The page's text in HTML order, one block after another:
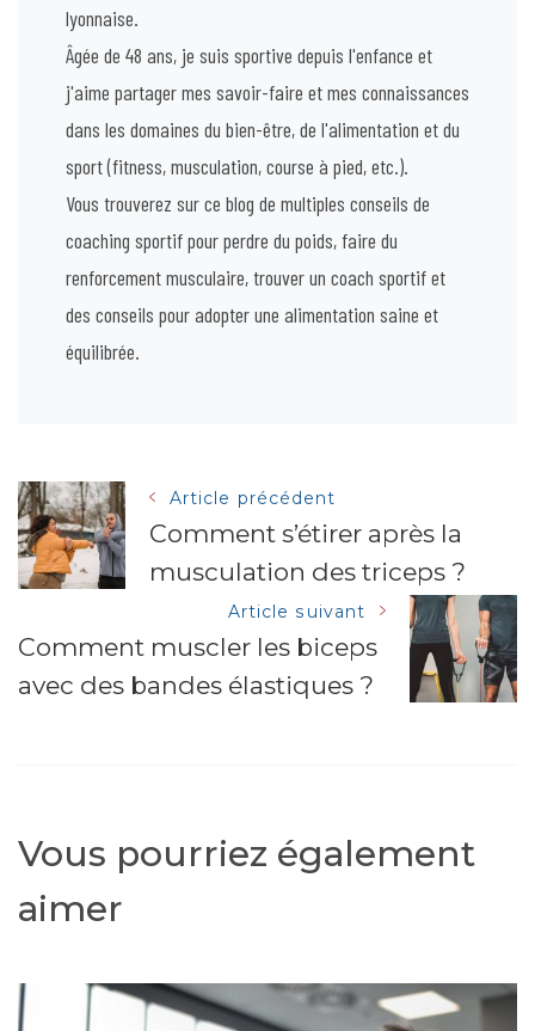
lyonnaise.
Âgée de 48 ans, je suis sportive depuis l'enfance et
j'aime partager mes savoir-faire et mes connaissances
dans les domaines du bien-être, de l'alimentation et du
sport (fitness, musculation, course à pied, etc.).
Vous trouverez sur ce blog de multiples conseils de
coaching sportif pour perdre du poids, faire du
renforcement musculaire, trouver un coach sportif et
des conseils pour adopter une alimentation saine et
équilibrée.
Navigation
des
articles
Article précédent
Comment s’étirer après la
musculation des triceps ?
Article suivant
Comment muscler les biceps
avec des bandes élastiques ?
Vous pourriez également
aimer